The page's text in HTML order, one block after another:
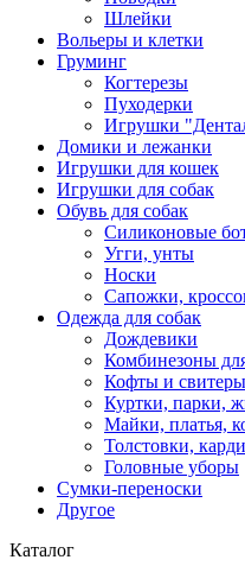
Шлейки
Вольеры и клетки
Груминг
Когтерезы
Пуходерки
Игрушки
Домики и лежанки
Игрушки для кошек
Игрушки для собак
Обувь для собак
Силиконовые
Угги, унты
Носки
Сапожки,
Одежда для собак
Дождевики
Комбинезоны
Кофты и свитеры
Куртки, парки,
Майки, платья,
Толстовки,
Головные уборы
Сумки-переноски
Другое
Каталог